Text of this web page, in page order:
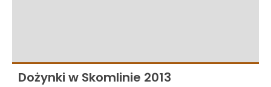
Dożynki w Skomlinie 2013